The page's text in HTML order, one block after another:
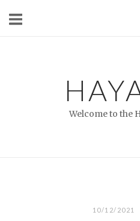
Welcome to the
10/12/2021